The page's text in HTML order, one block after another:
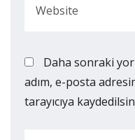
Daha sonraki
adım, e-posta
tarayıcıya